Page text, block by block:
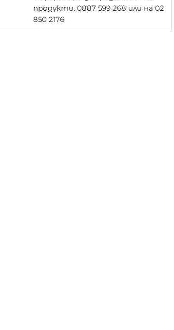
продукти. 0887 599 268 или на 02
850 2176